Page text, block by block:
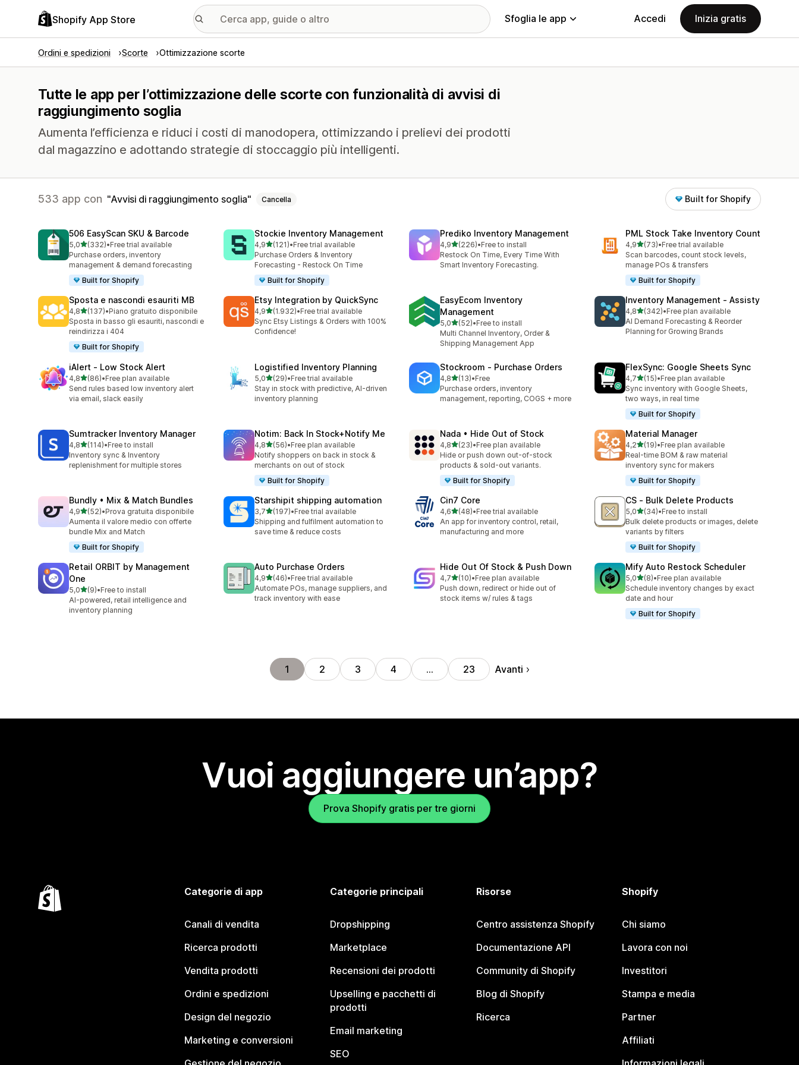
Shopify App Store Sfoglia le app Accedi Inizia gratis
Ordini e spedizioni Scorte Ottimizzazione scorte
Tutte le app per l’ottimizzazione delle scorte con funzionalità di avvisi di
raggiungimento soglia
Aumenta l’efficienza e riduci i costi di manodopera, ottimizzando i prelievi dei prodotti
dal magazzino e adottando strategie di stoccaggio più intelligenti.
533 app con Avvisi di raggiungimento soglia Cancella Built for Shopify
506 EasyScan SKU & Barcode
5,0stelle su 5
(332)
332 recensioni totali
•Free trial available
Purchase orders, inventory
management & demand forecasting
Built for Shopify
Stockie Inventory Management
4,9stelle su 5
(121)
121 recensioni totali
•Free trial available
Purchase Orders & Inventory
Forecasting - Restock On Time
Built for Shopify
Prediko Inventory Management
4,9stelle su 5
(226)
226 recensioni totali
•Free to install
Restock On Time, Every Time With
Smart Inventory Forecasting.
PML Stock Take Inventory Count
4,9stelle su 5
(73)
73 recensioni totali
•Free trial available
Scan barcodes, count stock levels,
manage POs & transfers
Built for Shopify
Sposta e nascondi esauriti MB
4,8stelle su 5
(137)
137 recensioni totali
•Piano gratuito disponibile
Sposta in basso gli esauriti, nascondi e
reindirizza i 404
Built for Shopify
Etsy Integration by QuickSync
4,9stelle su 5
(1.932)
1932 recensioni totali
•Free trial available
Sync Etsy Listings & Orders with 100%
Confidence!
EasyEcom Inventory
Management
5,0stelle su 5
(52)
52 recensioni totali
•Free to install
Multi Channel Inventory, Order &
Shipping Management App
Inventory Management ‑ Assisty
4,8stelle su 5
(342)
342 recensioni totali
•Free plan available
AI Demand Forecasting & Reorder
Planning for Growing Brands
iAlert ‑ Low Stock Alert
4,8stelle su 5
(86)
86 recensioni totali
•Free plan available
Send rules based low inventory alert
via email, slack easily
Logistified Inventory Planning
5,0stelle su 5
(29)
29 recensioni totali
•Free trial available
Stay in stock with predictive, AI-driven
inventory planning
Stockroom ‑ Purchase Orders
4,8stelle su 5
(13)
13 recensioni totali
•Free
Purchase orders, inventory
management, reporting, COGS + more
FlexSync: Google Sheets Sync
4,7stelle su 5
(15)
15 recensioni totali
•Free plan available
Sync inventory with Google Sheets,
two ways, in real time
Built for Shopify
Sumtracker Inventory Manager
4,8stelle su 5
(114)
114 recensioni totali
•Free to install
Inventory sync & Inventory
replenishment for multiple stores
Notim: Back In Stock+Notify Me
4,8stelle su 5
(56)
56 recensioni totali
•Free plan available
Notify shoppers on back in stock &
merchants on out of stock
Built for Shopify
Nada • Hide Out of Stock
4,8stelle su 5
(23)
23 recensioni totali
•Free plan available
Hide or push down out-of-stock
products & sold-out variants.
Built for Shopify
Material Manager
4,2stelle su 5
(19)
19 recensioni totali
•Free plan available
Real-time BOM & raw material
inventory sync for makers
Built for Shopify
Bundly • Mix & Match Bundles
4,9stelle su 5
(52)
52 recensioni totali
•Prova gratuita disponibile
Aumenta il valore medio con offerte
bundle Mix and Match
Built for Shopify
Starshipit shipping automation
3,7stelle su 5
(197)
197 recensioni totali
•Free trial available
Shipping and fulfilment automation to
save time & reduce costs
Cin7 Core
4,6stelle su 5
(48)
48 recensioni totali
•Free trial available
An app for inventory control, retail,
manufacturing and more
CS ‑ Bulk Delete Products
5,0stelle su 5
(34)
34 recensioni totali
•Free to install
Bulk delete products or images, delete
variants by filters
Built for Shopify
Retail ORBIT by Management
One
5,0stelle su 5
(9)
9 recensioni totali
•Free to install
AI-powered, retail intelligence and
inventory planning
Auto Purchase Orders
4,9stelle su 5
(46)
46 recensioni totali
•Free trial available
Automate POs, manage suppliers, and
track inventory with ease
Hide Out Of Stock & Push Down
4,7stelle su 5
(10)
10 recensioni totali
•Free plan available
Push down, redirect or hide out of
stock items w/ rules & tags
Mify Auto Restock Scheduler
5,0stelle su 5
(8)
8 recensioni totali
•Free plan available
Schedule inventory changes by exact
date and hour
Built for Shopify
1 2 3 4 … 23 Avanti
Vuoi aggiungere un’app?
Prova Shopify gratis per tre giorni
Categorie di app
Canali di vendita
Ricerca prodotti
Vendita prodotti
Ordini e spedizioni
Design del negozio
Marketing e conversioni
Categorie principali
Dropshipping
Marketplace
Recensioni dei prodotti
Upselling e pacchetti di
prodotti
Email marketing
SEO
Risorse
Centro assistenza Shopify
Documentazione API
Community di Shopify
Blog di Shopify
Ricerca
Shopify
Chi siamo
Lavora con noi
Investitori
Stampa e media
Partner
Affiliati